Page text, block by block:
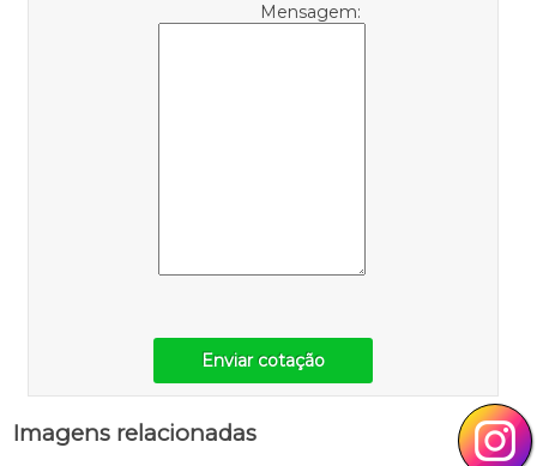
Mensagem:
Enviar cotação
Imagens relacionadas